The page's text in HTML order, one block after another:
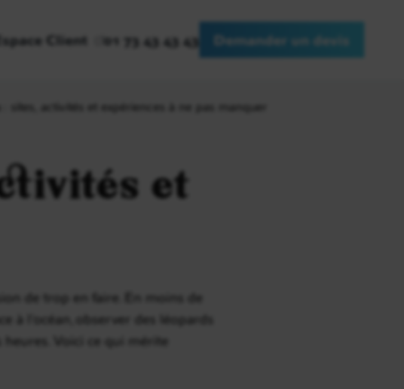
Client 01 73 43 43 43 Demander un devis
sites, activités et expériences à ne pas manquer
et
de trop en faire. En moins de
l’océan, observer des léopards
Voici ce qui mérite